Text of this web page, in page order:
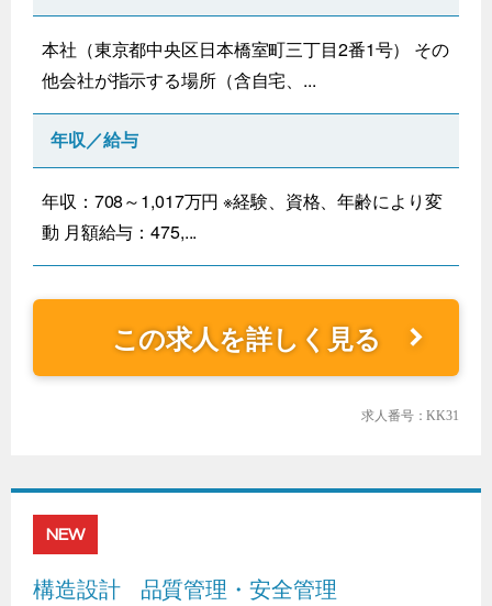
本社（東京都中央区日本橋室町三丁目2番1号） その
他会社が指示する場所（含自宅、...
年収／給与
年収：708～1,017万円 ※経験、資格、年齢により変
動 月額給与：475,...
この求人を詳しく見る
求人番号：KK31
NEW
構造設計
品質管理・安全管理